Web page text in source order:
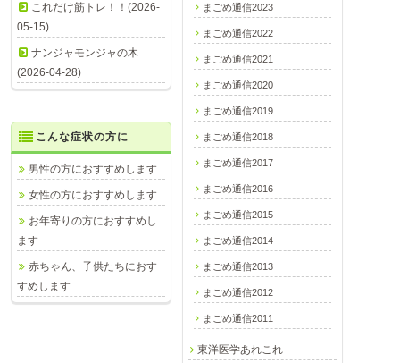
これだけ筋トレ！！(2026-
05-15)
ナンジャモンジャの木
(2026-04-28)
まごめ通信2023
まごめ通信2022
まごめ通信2021
まごめ通信2020
まごめ通信2019
まごめ通信2018
まごめ通信2017
まごめ通信2016
まごめ通信2015
まごめ通信2014
まごめ通信2013
まごめ通信2012
まごめ通信2011
東洋医学あれこれ
こんな症状の方に
男性の方におすすめします
女性の方におすすめします
お年寄りの方におすすめし
ます
赤ちゃん、子供たちにおす
すめします